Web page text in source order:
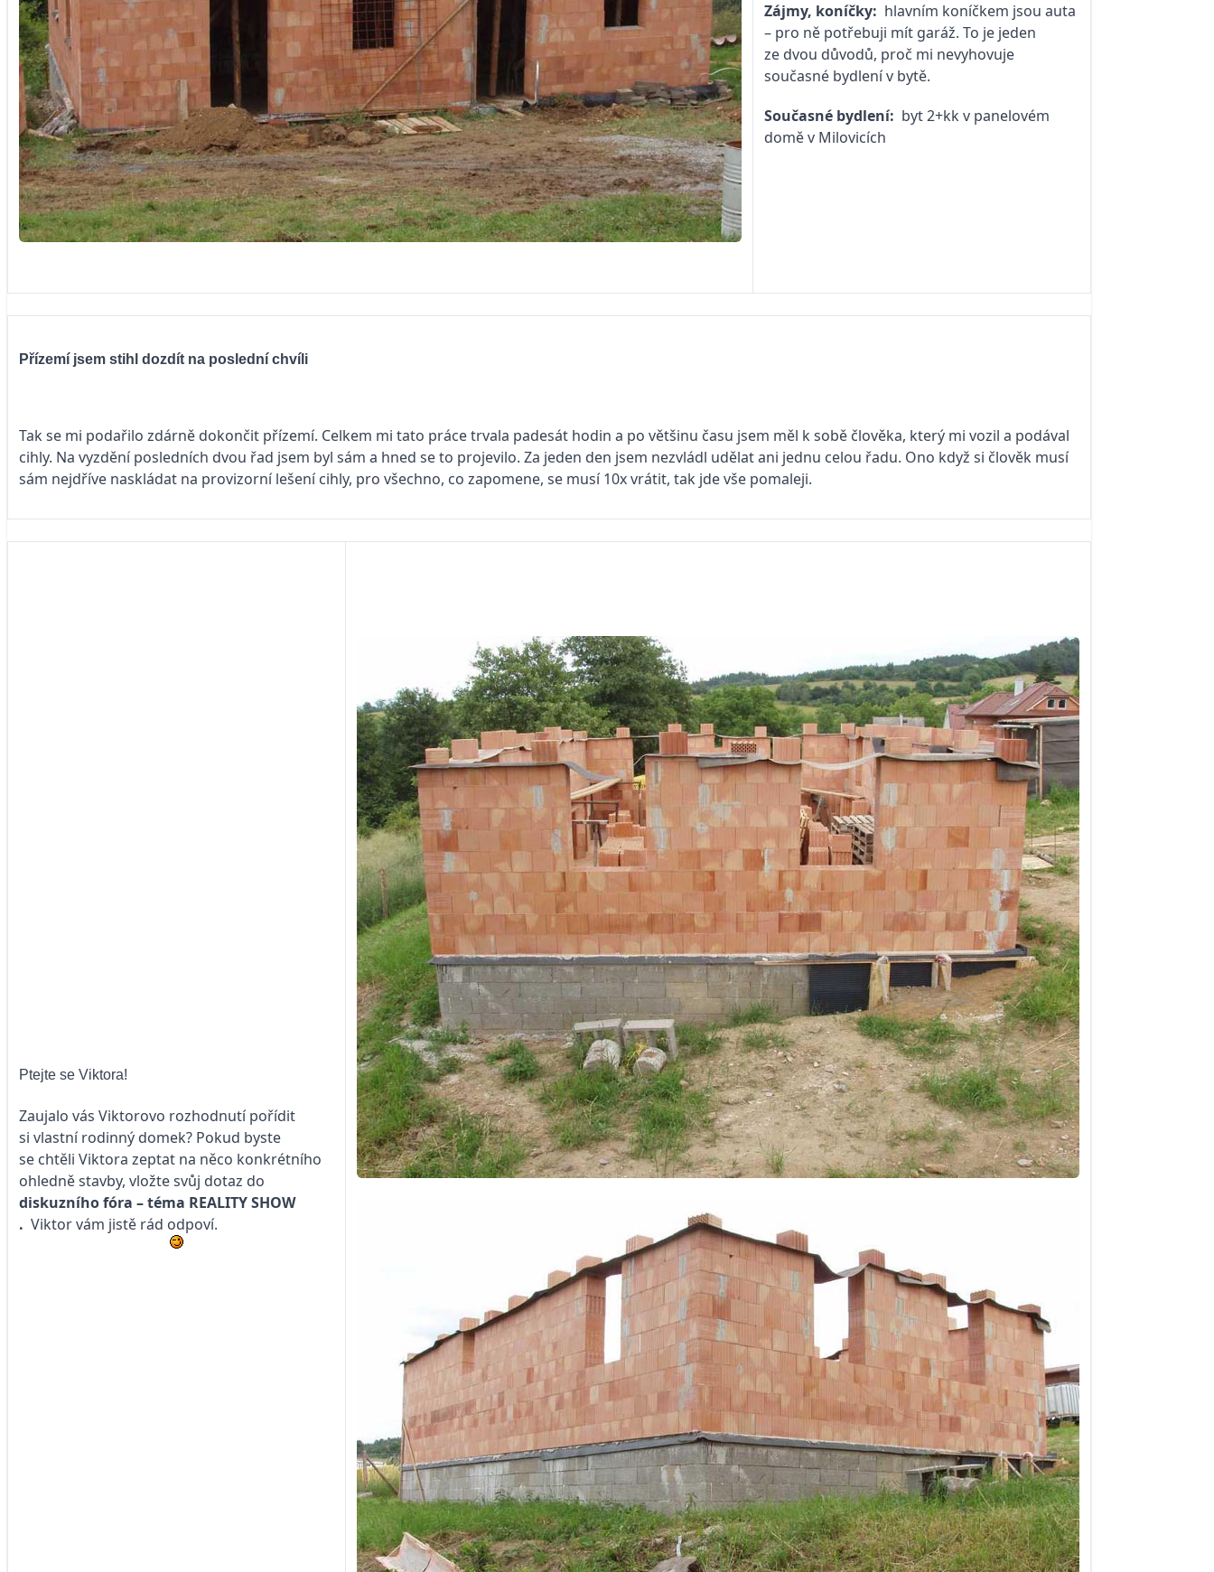
Zájmy, koníčky: hlavním koníčkem jsou auta
– pro ně potřebuji mít garáž. To je jeden
ze dvou důvodů, proč mi nevyhovuje
současné bydlení v bytě.
Současné bydlení: byt 2+kk v panelovém
domě v Milovicích
Přízemí jsem stihl dozdít na poslední chvíli
Tak se mi podařilo zdárně dokončit přízemí. Celkem mi tato práce trvala padesát hodin a po většinu času jsem měl k sobě člověka, který mi vozil a podával
cihly. Na vyzdění posledních dvou řad jsem byl sám a hned se to projevilo. Za jeden den jsem nezvládl udělat ani jednu celou řadu. Ono když si člověk musí
sám nejdříve naskládat na provizorní lešení cihly, pro všechno, co zapomene, se musí 10x vrátit, tak jde vše pomaleji.
Ptejte se Viktora!
Zaujalo vás Viktorovo rozhodnutí pořídit
si vlastní rodinný domek? Pokud byste
se chtěli Viktora zeptat na něco konkrétního
ohledně stavby, vložte svůj dotaz do
diskuzního fóra – téma REALITY SHOW
. Viktor vám jistě rád odpoví.